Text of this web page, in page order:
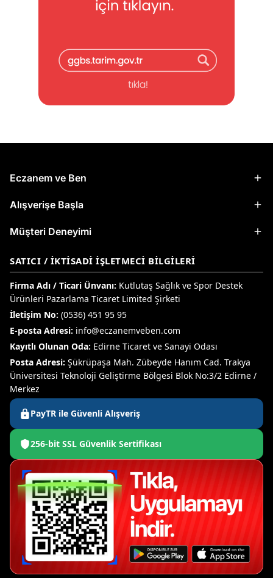
Eczanem ve Ben
Alışverişe Başla
Müşteri Deneyimi
SATICI / İKTISADI İŞLETMECI BILGILERI
Firma Adı / Ticari Ünvanı: Kutlutaş Sağlık ve Spor Destek
Ürünleri Pazarlama Ticaret Limited Şirketi
İletişim No: (0536) 451 95 95
E-posta Adresi: info@eczanemveben.com
Kayıtlı Olunan Oda: Edirne Ticaret ve Sanayi Odası
Posta Adresi: Şükrüpaşa Mah. Zübeyde Hanım Cad. Trakya
Üniversitesi Teknoloji Geliştirme Bölgesi Blok No:3/2 Edirne /
Merkez
PayTR ile Güvenli Alışveriş
256-bit SSL Güvenlik Sertifikası